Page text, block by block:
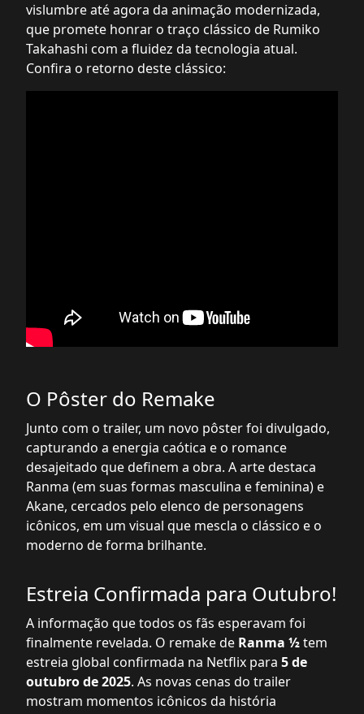
vislumbre até agora da animação modernizada,
que promete honrar o traço clássico de Rumiko
Takahashi com a fluidez da tecnologia atual.
Confira o retorno deste clássico:
O Pôster do Remake
Junto com o trailer, um novo pôster foi divulgado,
capturando a energia caótica e o romance
desajeitado que definem a obra. A arte destaca
Ranma (em suas formas masculina e feminina) e
Akane, cercados pelo elenco de personagens
icônicos, em um visual que mescla o clássico e o
moderno de forma brilhante.
Estreia Confirmada para Outubro!
A informação que todos os fãs esperavam foi
finalmente revelada. O remake de Ranma ½tem
estreia global confirmada na Netflix para 5 de
outubro de 2025. As novas cenas do trailer
mostram momentos icônicos da história